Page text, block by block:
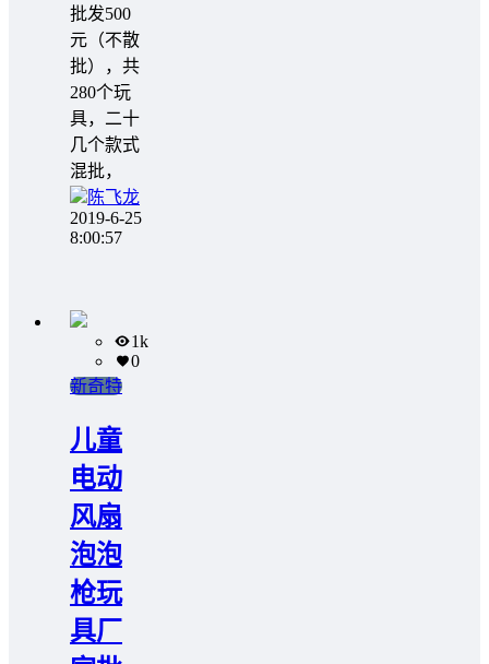
批发500
元（不散
批），共
280个玩
具，二十
几个款式
混批，
陈飞龙
2019-6-25
8:00:57
1k
0
新奇特
儿童
电动
风扇
泡泡
枪玩
具厂